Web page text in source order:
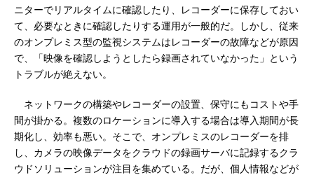
ニターでリアルタイムに確認したり、レコーダーに保存しておい
て、必要なときに確認したりする運用が一般的だ。しかし、従来
のオンプレミス型の監視システムはレコーダーの故障などが原因
で、「映像を確認しようとしたら録画されていなかった」という
トラブルが絶えない。
ネットワークの構築やレコーダーの設置、保守にもコストや手
間が掛かる。複数のロケーションに導入する場合は導入期間が長
期化し、効率も悪い。そこで、オンプレミスのレコーダーを排
し、カメラの映像データをクラウドの録画サーバに記録するクラ
ウドソリューションが注目を集めている。だが、個人情報などが